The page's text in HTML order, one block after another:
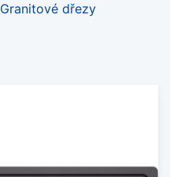
Granitové dřezy